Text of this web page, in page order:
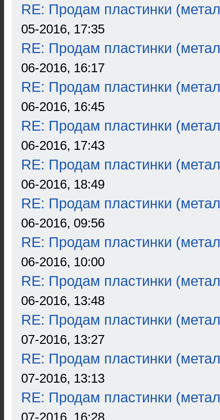
RE: Продам пластинки
05-2016, 17:35
RE: Продам пластинки
06-2016, 16:17
RE: Продам пластинки
06-2016, 16:45
RE: Продам пластинки
06-2016, 17:43
RE: Продам пластинки
06-2016, 18:49
RE: Продам пластинки
06-2016, 09:56
RE: Продам пластинки
06-2016, 10:00
RE: Продам пластинки
06-2016, 13:48
RE: Продам пластинки
07-2016, 13:27
RE: Продам пластинки
07-2016, 13:13
RE: Продам пластинки
07-2016, 16:28